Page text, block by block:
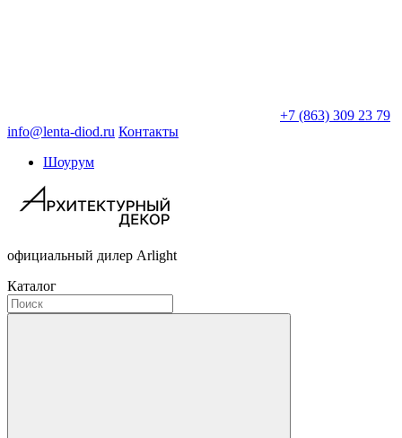
+7 (863) 309 23 79
info@lenta-diod.ru Контакты
Шоурум
официальный дилер Arlight
Каталог